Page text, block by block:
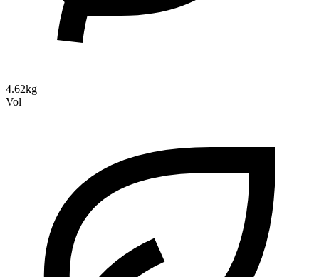
4.62kg
Vol